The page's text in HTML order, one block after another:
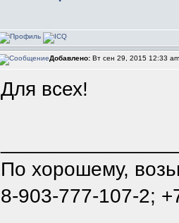
Добавлено: Вт сен 29, 2015 12:33
Для всех!
По хорошему,
8-903-777-107-2;